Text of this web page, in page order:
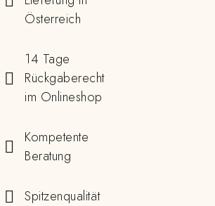
Österreich
14 Tage
Rückgaberecht
im Onlineshop
Kompetente
Beratung
Spitzenqualität